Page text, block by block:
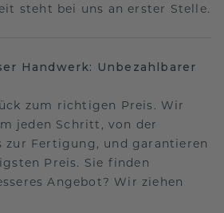
steht bei uns an erster Stelle.
Handwerk: Unbezahlbarer
zum richtigen Preis. Wir
jeden Schritt, von der
zur Fertigung, und garantieren
Preis. Sie finden
Angebot? Wir ziehen